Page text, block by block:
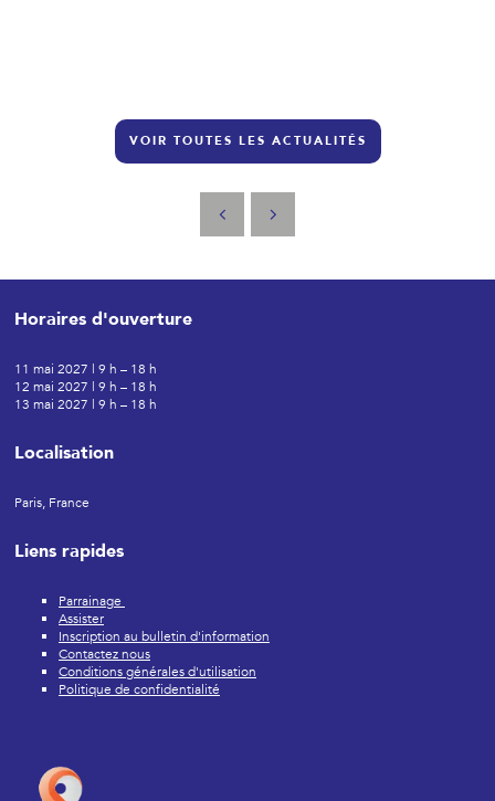
VOIR TOUTES LES ACTUALITÉS
Horaires d'ouverture
11 mai 2027 | 9 h – 18 h
12 mai 2027 | 9 h – 18 h
13 mai 2027 | 9 h – 18 h
Localisation
Paris, France
Liens rapides
Parrainage
Assister
Inscription au bulletin d'information
Contactez nous
Conditions générales d'utilisation
Politique de confidentialité